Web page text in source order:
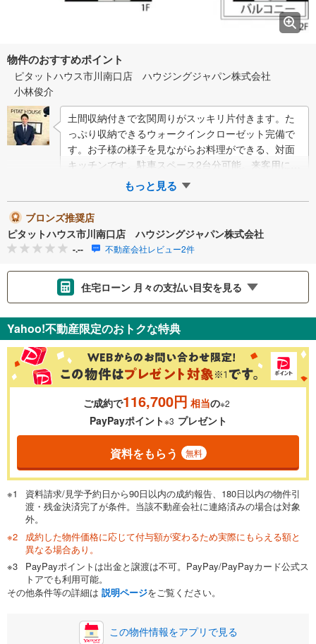
物件のおすすめポイント
ピタットハウス市川南口店 ハウジングジャパン株式会社
小林俊介
土間収納付きで玄関周りがスッキリ片付きます。た
っぷり収納できるウォークインクローゼット完備で
す。お子様の様子を見ながらお料理ができる、対面
キッチンです。駐車スペース2台分可能。来客用に重
宝します。■ピタットハウスからのご紹介■当社…
もっと見る
ブロンズ推奨店
ピタットハウス市川南口店 ハウジングジャパン株式会社
-.-- 不動産会社レビュー2件
住宅ローン 月々の支払い目安を見る
金利 ％
0.01%
一般的には最長35年まで借り入れ可能です。多くの金融機関
が完済時の年齢は80歳までを条件としています。
閉じる
頭金 万円
0万円 3,890万円
自己資金から住宅購入にかけられる金額を入力してくださ
Yahoo!不動産限定のおトクな特典
ご成約で116,700円 相当の※2
PayPayポイント※3 プレゼント
資料をもらう 無料
資料請求/見学予約日から90日以内の成約報告、180日以内の物件引
渡・残金決済完了が条件。当該不動産会社に連絡済みの場合は対象
外。
成約した物件価格に応じて付与額が変わるため実際にもらえる額と
異なる場合あり。
PayPayポイントは出金と譲渡は不可。PayPay/PayPayカード公式ス
トアでも利用可能。
その他条件等の詳細は 説明ページをご覧ください。
この物件情報をアプリで見る